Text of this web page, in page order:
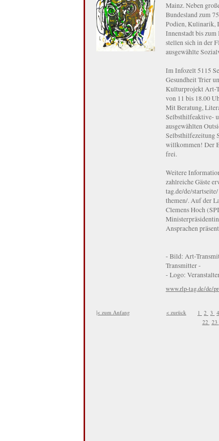
Mainz. Neben
Bundesland zum
Podien, Kulinarik,
Innenstadt bis
stellen sich in der
ausgewählte
Im Infozelt 5115
Gesundheit Trier
Kulturprojekt Art-
von 11 bis 18.00
Mit Beratung,
Selbsthilfeaktive-
ausgewählten
Selbsthilfezeitung
willkommen! Der
frei.
Weitere
zahlreiche Gäste
tag.de/de/
themen/. Auf der
Clemens Hoch
Ansprachen
- Bild: Art-
Transmitter -
- Logo:
www.rlp-tag.de/de/
|< zum Anfang < zurück 1 2 3
22 23